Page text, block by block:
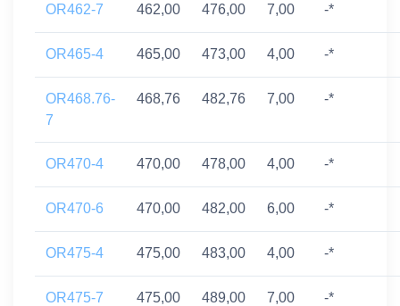
OR462-7 462,00 476,00 7,00 -*
OR465-4 465,00 473,00 4,00 -*
OR468.76-
7
468,76 482,76 7,00 -*
OR470-4 470,00 478,00 4,00 -*
OR470-6 470,00 482,00 6,00 -*
OR475-4 475,00 483,00 4,00 -*
OR475-7 475,00 489,00 7,00 -*